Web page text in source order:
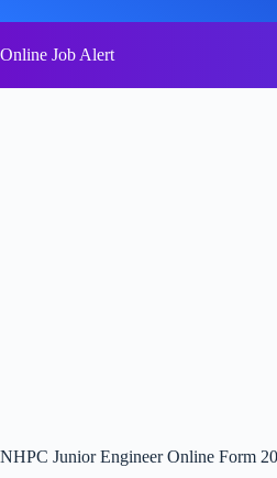
to
content
Online Job Alert
NHPC Junior Engineer Online Form